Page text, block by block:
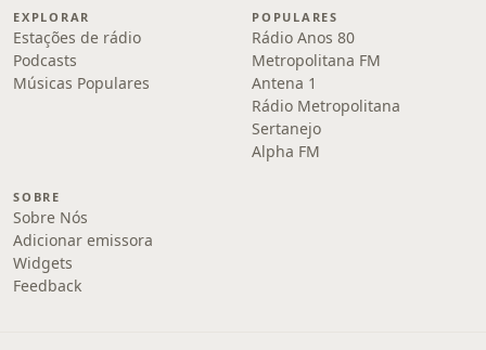
EXPLORAR
Estações de rádio
Podcasts
Músicas Populares
POPULARES
Rádio Anos 80
Metropolitana FM
Antena 1
Rádio Metropolitana
Sertanejo
Alpha FM
SOBRE
Sobre Nós
Adicionar emissora
Widgets
Feedback